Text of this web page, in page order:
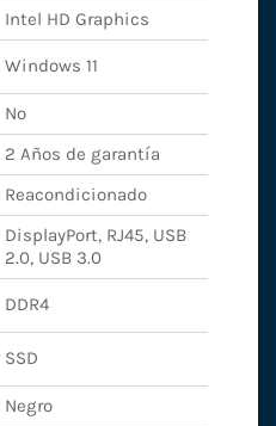
Intel HD Graphics
Windows 11
No
2 Años de garantía
Reacondicionado
DisplayPort, RJ45, USB
2.0, USB 3.0
DDR4
SSD
Negro